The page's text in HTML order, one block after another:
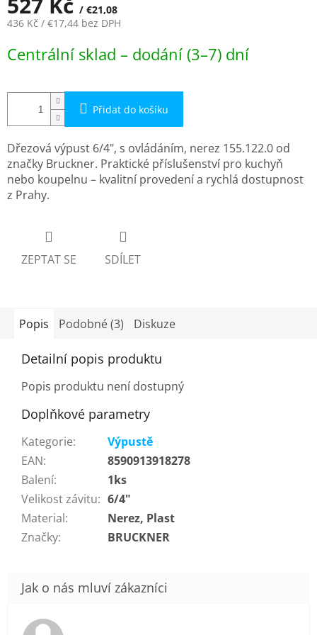
/ €21,08
436 Kč / €17,44 bez DPH
cena:
Centrální sklad – dodání (3–7) dní
Přidat do košíku
Dřezová výpust 6/4", s ovládáním, nerez 155.122.0 od
značky Bruckner. Praktické příslušenství pro kuchyň
nebo koupelnu – kvalitní provedení a rychlá dostupnost
z Prahy.
ZEPTAT SE SDÍLET
Popis Podobné (3) Diskuze
Detailní popis produktu
Popis produktu není dostupný
Doplňkové parametry
Kategorie:
Výpustě
EAN:
8590913918278
Balení:
1ks
Velikost závitu: 6/4"
Material:
Nerez, Plast
Značky: BRUCKNER